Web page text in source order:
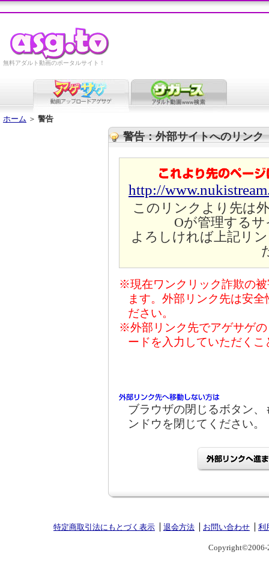
無料アダルト動画のポータルサイト！
ホーム ＞ 警告
警告：外部サイトへのリンク
http://
このリンクより先は
Oが管理する
よろしければ上記リ
※現在ワンクリック詐欺の
ます。外部リンク先は安
ださい。
※外部リンク先でアゲサゲ
ードを入力していただく
ブラウザの閉じるボタン
ンドウを閉じてください。
特定商取引法にもとづく表示 退会方法 お問い合わせ 利
Copyright©2006-